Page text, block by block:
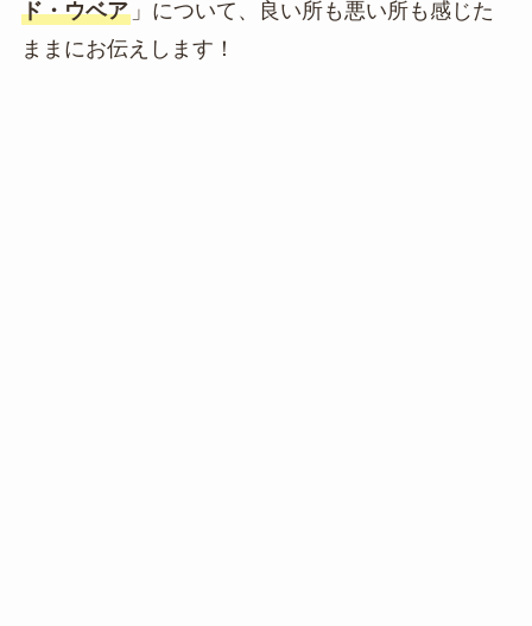
ド・ウベア」について、良い所も悪い所も感じた
ままにお伝えします！